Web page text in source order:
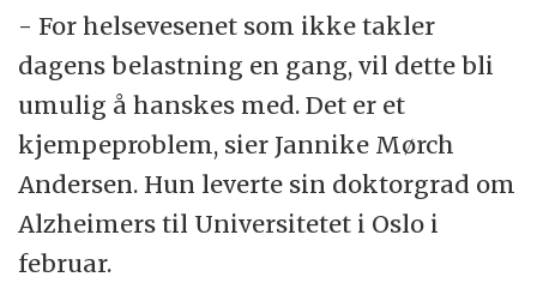
- For helsevesenet som ikke takler
dagens belastning en gang, vil dette bli
umulig å hanskes med. Det er et
kjempeproblem, sier Jannike Mørch
Andersen. Hun leverte sin doktorgrad om
Alzheimers til Universitetet i Oslo i
februar.